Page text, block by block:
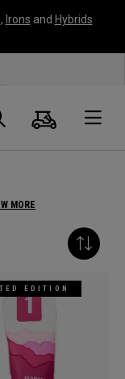
, Irons and Hybrids
Suche
MORE
EDITION